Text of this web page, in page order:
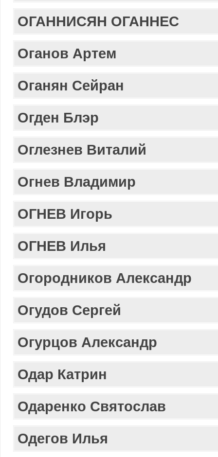
ОГАННИСЯН ОГАННЕС
Оганов Артем
Оганян Сейран
Огден Блэр
Оглезнев Виталий
Огнев Владимир
ОГНЕВ Игорь
ОГНЕВ Илья
Огородников Александр
Огудов Сергей
Огурцов Александр
Одар Катрин
Одаренко Святоcлав
Одегов Илья